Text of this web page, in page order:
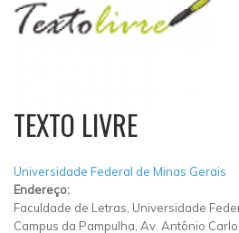
TEXTO LIVRE
Universidade Federal de Minas Gerais
Endereço:
Faculdade de Letras, Universidade
Campus da Pampulha, Av. Antônio